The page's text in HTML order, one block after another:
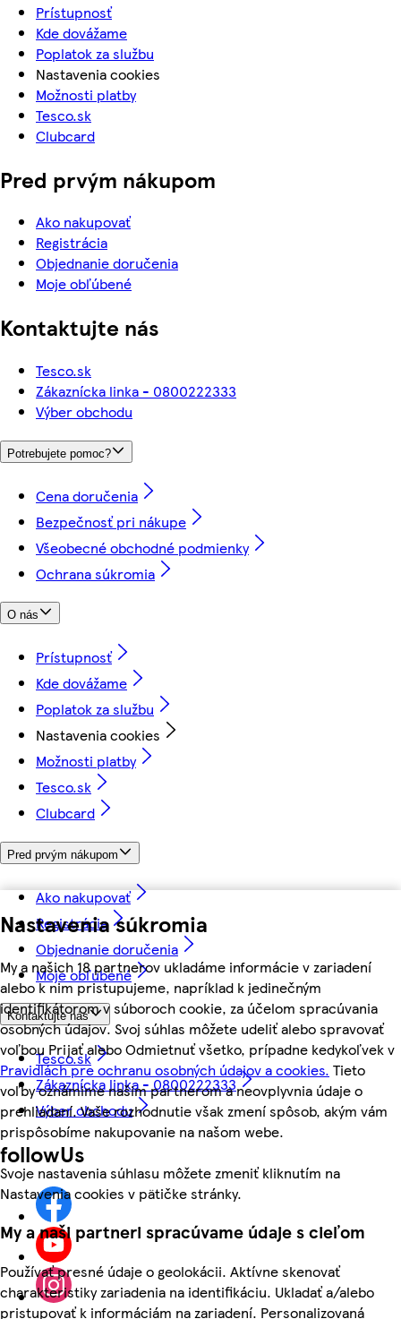
Nastavenia súkromia
My a našich 18 partnerov ukladáme informácie v zariadení
alebo k nim pristupujeme, napríklad k jedinečným
identifikátorom v súboroch cookie, za účelom spracúvania
osobných údajov. Svoj súhlas môžete udeliť alebo spravovať
voľbou Prijať alebo Odmietnuť všetko, prípadne kedykoľvek v
Pravidlách pre ochranu osobných údajov a cookies. Tieto
voľby oznámime našim partnerom a neovplyvnia údaje o
prehliadaní. Vaše rozhodnutie však zmení spôsob, akým vám
prispôsobíme nakupovanie na našom webe.
Svoje nastavenia súhlasu môžete zmeniť kliknutím na
Nastavenia cookies v pätičke stránky.
My a naši partneri spracúvame údaje s cieľom
Používať presné údaje o geolokácii. Aktívne skenovať
charakteristiky zariadenia na identifikáciu. Ukladať a/alebo
pristupovať k informáciám na zariadení. Personalizovaná
Prístupnosť
Kde dovážame
Poplatok za službu
Nastavenia cookies
Možnosti platby
Tesco.sk
Clubcard
Pred prvým nákupom
Ako nakupovať
Registrácia
Objednanie doručenia
Moje obľúbené
Kontaktujte nás
Tesco.sk
Zákaznícka linka - 0800222333
Výber obchodu
Potrebujete pomoc?
Cena doručenia
Bezpečnosť pri nákupe
Všeobecné obchodné podmienky
Ochrana súkromia
O nás
Prístupnosť
Kde dovážame
Poplatok za službu
Nastavenia cookies
Možnosti platby
Tesco.sk
Clubcard
Pred prvým nákupom
Ako nakupovať
Registrácia
Objednanie doručenia
Moje obľúbené
Kontaktujte nás
Tesco.sk
Zákaznícka linka - 0800222333
Výber obchodu
followUs